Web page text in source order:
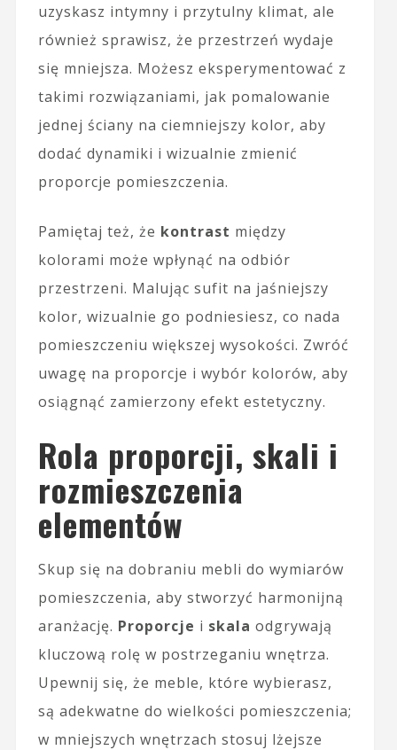
uzyskasz intymny i przytulny klimat, ale
również sprawisz, że przestrzeń wydaje
się mniejsza. Możesz eksperymentować z
takimi rozwiązaniami, jak pomalowanie
jednej ściany na ciemniejszy kolor, aby
dodać dynamiki i wizualnie zmienić
proporcje pomieszczenia.
Pamiętaj też, że kontrast między
kolorami może wpłynąć na odbiór
przestrzeni. Malując sufit na jaśniejszy
kolor, wizualnie go podniesiesz, co nada
pomieszczeniu większej wysokości. Zwróć
uwagę na proporcje i wybór kolorów, aby
osiągnąć zamierzony efekt estetyczny.
Rola proporcji, skali i
rozmieszczenia
elementów
Skup się na dobraniu mebli do wymiarów
pomieszczenia, aby stworzyć harmonijną
aranżację. Proporcje i skala odgrywają
kluczową rolę w postrzeganiu wnętrza.
Upewnij się, że meble, które wybierasz,
są adekwatne do wielkości pomieszczenia;
w mniejszych wnętrzach stosuj lżejsze